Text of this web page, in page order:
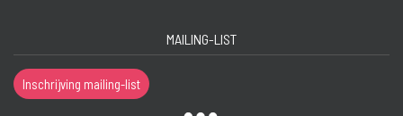
MAILING-LIST
Inschrijving mailing-list